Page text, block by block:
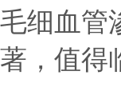
毛细血管
著，值得